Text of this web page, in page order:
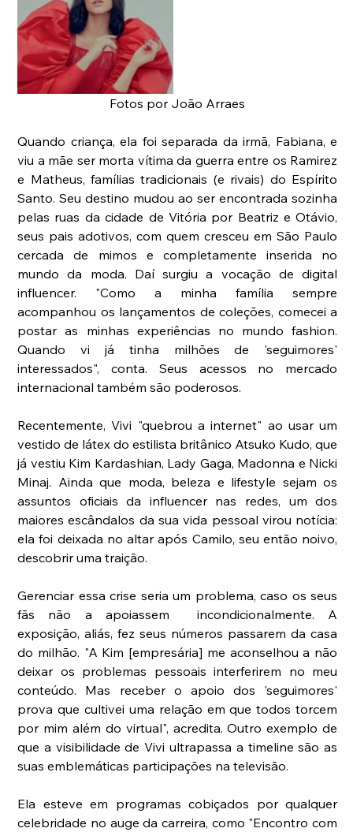
Fotos por João Arraes
Quando criança, ela foi separada da irmã, Fabiana, e
viu a mãe ser morta vítima da guerra entre os Ramirez
e Matheus, famílias tradicionais (e rivais) do Espírito
Santo. Seu destino mudou ao ser encontrada sozinha
pelas ruas da cidade de Vitória por Beatriz e Otávio,
seus pais adotivos, com quem cresceu em São Paulo
cercada de mimos e completamente inserida no
mundo da moda. Daí surgiu a vocação de digital
influencer. "Como a minha família sempre
acompanhou os lançamentos de coleções, comecei a
postar as minhas experiências no mundo fashion.
Quando vi já tinha milhões de 'seguimores'
interessados", conta. Seus acessos no mercado
internacional também são poderosos.
Recentemente, Vivi "quebrou a internet" ao usar um
vestido de látex do estilista britânico Atsuko Kudo, que
já vestiu Kim Kardashian, Lady Gaga, Madonna e Nicki
Minaj. Ainda que moda, beleza e lifestyle sejam os
assuntos oficiais da influencer nas redes, um dos
maiores escândalos da sua vida pessoal virou notícia:
ela foi deixada no altar após Camilo, seu então noivo,
descobrir uma traição.
Gerenciar essa crise seria um problema, caso os seus
fãs não a apoiassem  incondicionalmente. A
exposição, aliás, fez seus números passarem da casa
do milhão. "A Kim [empresária] me aconselhou a não
deixar os problemas pessoais interferirem no meu
conteúdo. Mas receber o apoio dos 'seguimores'
prova que cultivei uma relação em que todos torcem
por mim além do virtual", acredita. Outro exemplo de
que a visibilidade de Vivi ultrapassa a timeline são as
suas emblemáticas participações na televisão.
Ela esteve em programas cobiçados por qualquer
celebridade no auge da carreira, como "Encontro com